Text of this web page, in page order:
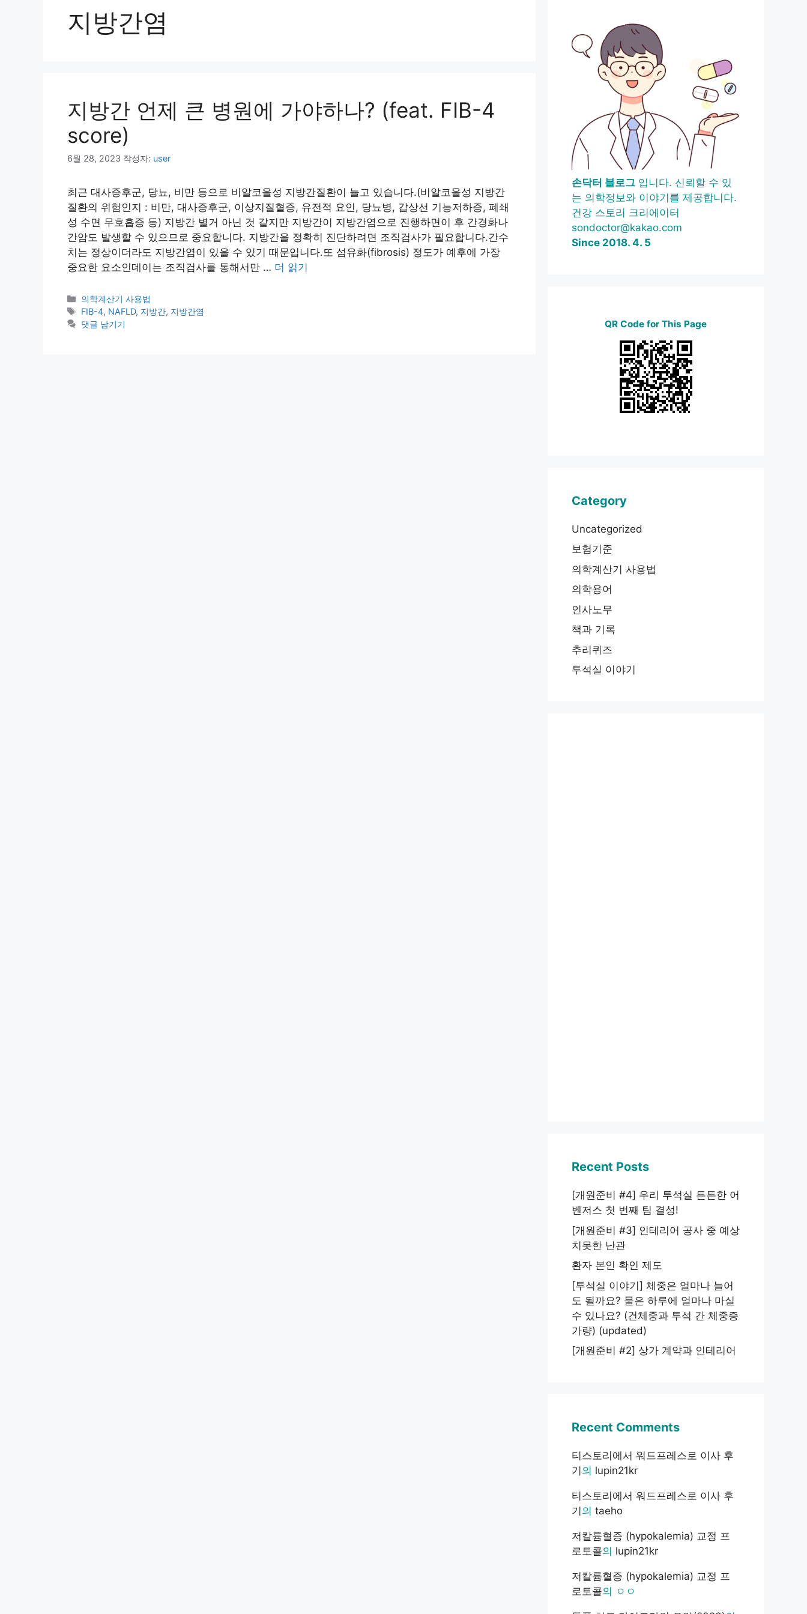
지방간염
지방간 언제 큰 병원에 가야하나? (feat. FIB-4
score)
6월 28, 2023 작성자: user
최근 대사증후군, 당뇨, 비만 등으로 비알코올성 지방간질환이 늘고 있습니다.(비알코올성 지방간
질환의 위험인지 : 비만, 대사증후군, 이상지질혈증, 유전적 요인, 당뇨병, 갑상선 기능저하증, 폐쇄
성 수면 무호흡증 등) 지방간 별거 아닌 것 같지만 지방간이 지방간염으로 진행하면이 후 간경화나
간암도 발생할 수 있으므로 중요합니다. 지방간을 정확히 진단하려면 조직검사가 필요합니다.간수
치는 정상이더라도 지방간염이 있을 수 있기 때문입니다.또 섬유화(fibrosis) 정도가 예후에 가장
중요한 요소인데이는 조직검사를 통해서만 … 더 읽기
카
테
고
의학계산기 사용법
태
그
FIB-4, NAFLD, 지방간, 지방간염
댓글 남기기
손닥터 블로그 입니다. 신뢰할 수 있
는 의학정보와 이야기를 제공합니다.
건강 스토리 크리에이터
sondoctor@kakao.com
Since 2018. 4. 5
QR Code for This Page
Category
Uncategorized
보험기준
의학계산기 사용법
의학용어
인사노무
책과 기록
추리퀴즈
투석실 이야기
Recent Posts
[개원준비 #4] 우리 투석실 든든한 어
벤저스 첫 번째 팀 결성!
[개원준비 #3] 인테리어 공사 중 예상
치못한 난관
환자 본인 확인 제도
[투석실 이야기] 체중은 얼마나 늘어
도 될까요? 물은 하루에 얼마나 마실
수 있나요? (건체중과 투석 간 체중증
가량) (updated)
[개원준비 #2] 상가 계약과 인테리어
Recent Comments
티스토리에서 워드프레스로 이사 후
기 의 lupin21kr
티스토리에서 워드프레스로 이사 후
기 의 taeho
저칼륨혈증 (hypokalemia) 교정 프
로토콜의 lupin21kr
저칼륨혈증 (hypokalemia) 교정 프
로토콜의 ㅇㅇ